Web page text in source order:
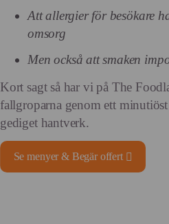
Att allergier för besökare
omsorg
Men också att smaken
Kort sagt så har vi på The
fallgroparna genom ett
gediget hantverk.
Se menyer & Begär offert